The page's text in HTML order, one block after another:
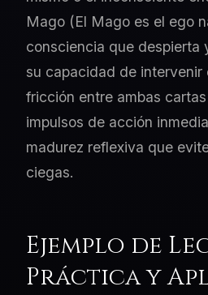
Mago (El Mago es el ego
consciencia que despierta
su capacidad de intervenir
fricción entre ambas
impulsos de acción
madurez reflexiva que
ciegas.
Ejemplo de
Práctica y